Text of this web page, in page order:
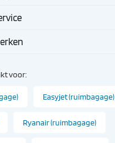
voor:
Easyjet (ruimbagage)
Ryanair (ruimbagage)